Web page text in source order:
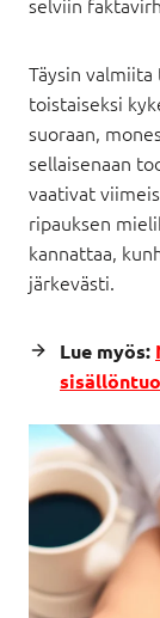
selviin
Täysin
toistaiseksi
suoraan,
sellaisenaan
vaativat
ripauksen
kannattaa,
järkevästi.
Lue myös: